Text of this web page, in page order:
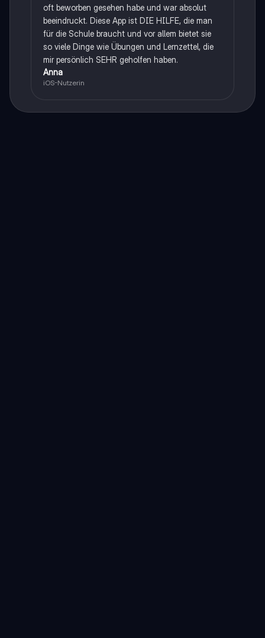
oft beworben gesehen habe und war absolut
beeindruckt. Diese App ist DIE HILFE, die man
für die Schule braucht und vor allem bietet sie
so viele Dinge wie Übungen und Lernzettel, die
mir persönlich SEHR geholfen haben.
Anna
iOS-Nutzerin